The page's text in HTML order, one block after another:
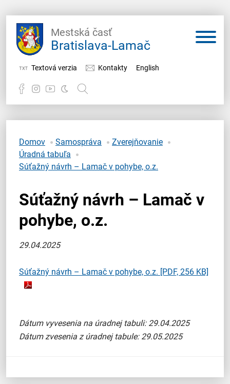
Mestská časť
Bratislava-Lamač
Textová verzia Kontakty English
Samospráva
Miestny úrad
Domov Samospráva
Zverejňovanie
Úradná tabuľa
Súťažný návrh – Lamač v pohybe, o.z.
Súťažný návrh – Lamač v
pohybe, o.z.
29.04.2025
Súťažný návrh – Lamač v pohybe, o.z. [PDF, 256 KB]
Dátum vyvesenia na úradnej tabuli: 29.04.2025
Dátum zvesenia z úradnej tabule: 29.05.2025